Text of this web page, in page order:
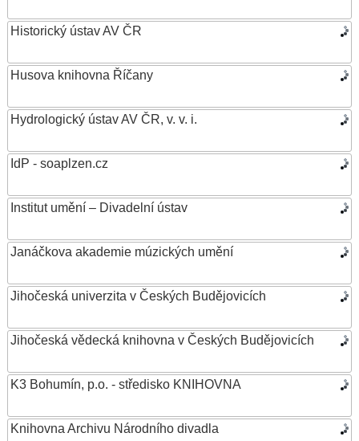
Historický ústav AV ČR
Husova knihovna Říčany
Hydrologický ústav AV ČR, v. v. i.
IdP - soaplzen.cz
Institut umění – Divadelní ústav
Janáčkova akademie múzických umění
Jihočeská univerzita v Českých Budějovicích
Jihočeská vědecká knihovna v Českých Budějovicích
K3 Bohumín, p.o. - středisko KNIHOVNA
Knihovna Archivu Národního divadla